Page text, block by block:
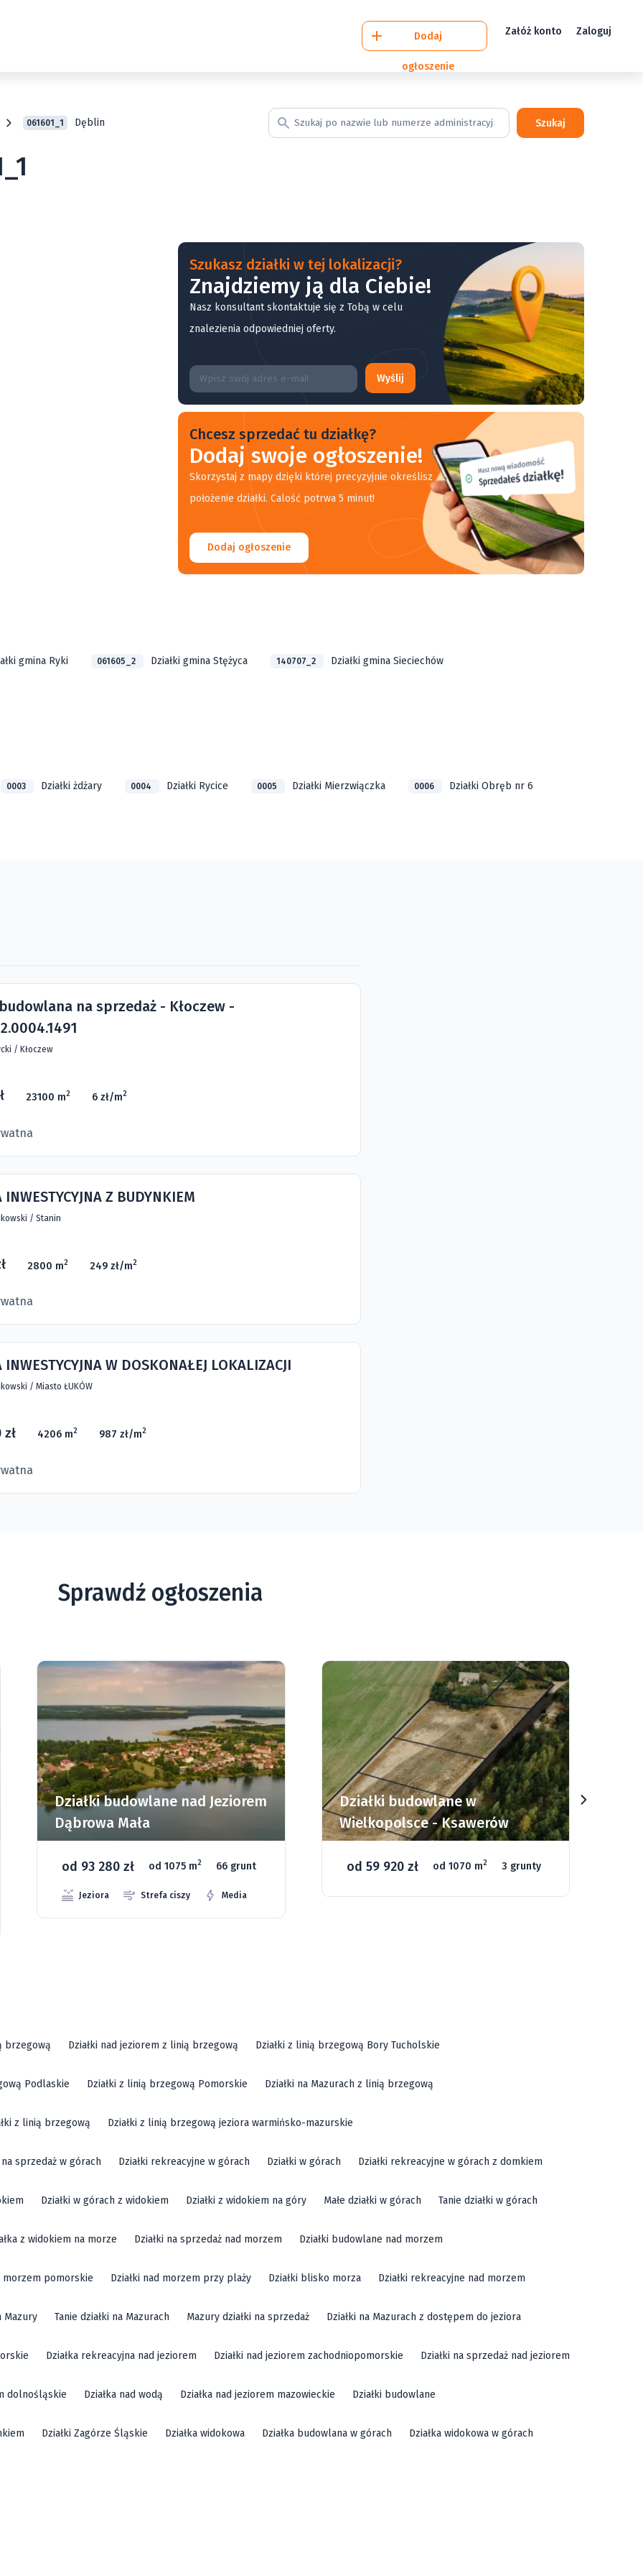
Dodaj
ogłoszenie
Załóż konto Zaloguj
061601_1 Dęblin Szukaj
Szukasz działki w tej lokalizacji?
Znajdziemy ją dla Ciebie!
Nasz konsultant skontaktuje się z Tobą w celu
znalezienia odpowiedniej oferty.
Wyślij
Chcesz sprzedać tu działkę?
Dodaj swoje ogłoszenie!
Skorzystaj z mapy dzięki której precyzyjnie określisz
położenie działki. Calość potrwa 5 minut!
Dodaj ogłoszenie
gmina Ryki 061605_2 Działki gmina Stężyca 140707_2 Działki gmina Sieciechów
0003 Działki żdżary 0004 Działki Rycice 0005 Działki Mierzwiączka 0006 Działki Obręb nr 6
na sprzedaż - Kłoczew -
/ Kłoczew
23100 m2 6 zł/m2
Z BUDYNKIEM
/ Stanin
2800 m2 249 zł/m2
W DOSKONAŁEJ LOKALIZACJI
/ Miasto ŁUKÓW
zł 4206 m2 987 zł/m2
Sprawdź ogłoszenia
Jeziorem
Działki budowlane w
Wielkopolsce - Ksawerów
od 59 920 zł od 1070 m
Działki w Górach Sowich -
Sierpnica
od 135 000 zł od 1000 m
brzegową Działki nad jeziorem z linią brzegową Działki z linią brzegową Bory Tucholskie
Podlaskie Działki z linią brzegową Pomorskie Działki na Mazurach z linią brzegową
z linią brzegową Działki z linią brzegową jeziora warmińsko-mazurskie
na sprzedaż w górach Działki rekreacyjne w górach Działki w górach Działki rekreacyjne w górach z domkiem
Działki w górach z widokiem Działki z widokiem na góry Małe działki w górach Tanie działki w górach
z widokiem na morze Działki na sprzedaż nad morzem Działki budowlane nad morzem
morzem pomorskie Działki nad morzem przy plaży Działki blisko morza Działki rekreacyjne nad morzem
Mazury Tanie działki na Mazurach Mazury działki na sprzedaż Działki na Mazurach z dostępem do jeziora
Działka rekreacyjna nad jeziorem Działki nad jeziorem zachodniopomorskie Działki na sprzedaż nad jeziorem
dolnośląskie Działka nad wodą Działka nad jeziorem mazowieckie Działki budowlane
Działki Zagórze Śląskie Działka widokowa Działka budowlana w górach Działka widokowa w górach